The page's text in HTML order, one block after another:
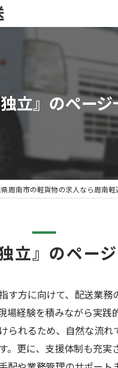
立』のページ
周南市の軽貨物の求人なら周南軽
立』のペー
す方に向けて、配送業務
場経験を積みながら実践
られるため、自然な流れ
。更に、支援体制も充実